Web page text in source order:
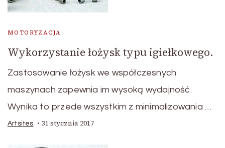
MOTORYZACJA
Wykorzystanie łożysk typu igiełkowego.
Zastosowanie łożysk we współczesnych
maszynach zapewnia im wysoką wydajność.
Wynika to przede wszystkim z minimalizowania …
Artsites 31 stycznia 2017